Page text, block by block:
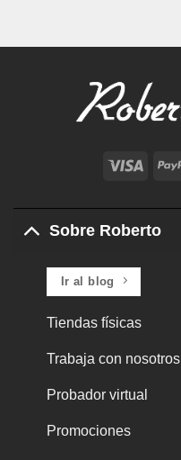
Visa
Sobre Roberto
Ir al blog
Tiendas físicas
Trabaja con nosotros
Probador virtual
Promociones